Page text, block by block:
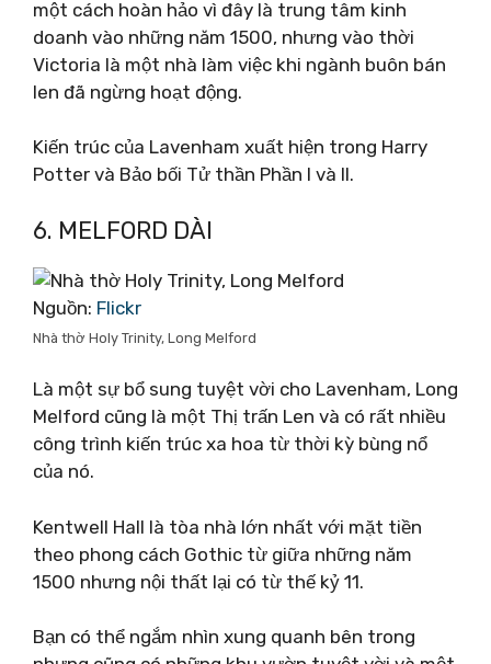
một cách hoàn hảo vì đây là trung tâm kinh
doanh vào những năm 1500, nhưng vào thời
Victoria là một nhà làm việc khi ngành buôn bán
len đã ngừng hoạt động.
Kiến trúc của Lavenham xuất hiện trong Harry
Potter và Bảo bối Tử thần Phần I và II.
6. MELFORD DÀI
Nguồn: Flickr
Nhà thờ Holy Trinity, Long Melford
Là một sự bổ sung tuyệt vời cho Lavenham, Long
Melford cũng là một Thị trấn Len và có rất nhiều
công trình kiến ​​trúc xa hoa từ thời kỳ bùng nổ
của nó.
Kentwell Hall là tòa nhà lớn nhất với mặt tiền
theo phong cách Gothic từ giữa những năm
1500 nhưng nội thất lại có từ thế kỷ 11.
Bạn có thể ngắm nhìn xung quanh bên trong